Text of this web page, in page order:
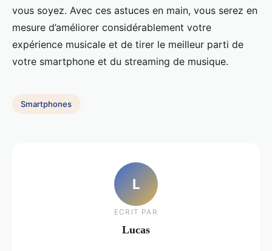
vous soyez. Avec ces astuces en main, vous serez en
mesure d’améliorer considérablement votre
expérience musicale et de tirer le meilleur parti de
votre smartphone et du streaming de musique.
Smartphones
L
ECRIT PAR
Lucas